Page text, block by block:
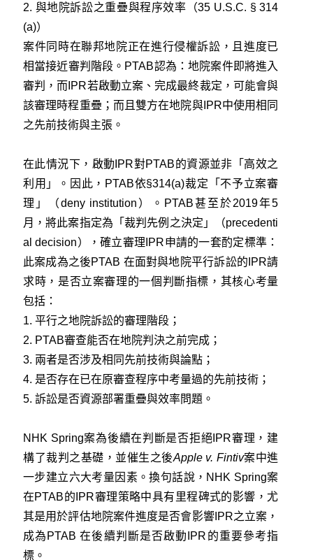
2. 與地院訴訟之重疊與程序效率（35 U.S.C. § 314
(a)）
案件同時在聯邦地院正在進行侵權訴訟，且進度已
相當接近審判階段。PTAB認為：地院案件即將進入
審判，而IPR若啟動立案、完成最終裁定，可能會與
該審理時程重疊；而且雙方在地院與IPR中使用相同
之先前技術與主張。
在此情況下，啟動IPR對PTAB的資源並非「高效之
利用」。因此，PTAB依§314(a)裁定「不予立案審
理」（deny institution）。PTAB甚至於2019年5
月，將此案指定為「裁判先例之決定」（precedenti
al decision），確立審理IPR申請的一套酌定標準：
此案成為之後PTAB 在面對與地院平行訴訟的IPR請
求時，是否立案審理的一個判斷指標，其核心考量
包括：
1. 平行之地院訴訟的審理階段；
2. PTAB審查能否在地院判決之前完成；
3. 兩者是否涉及相同先前技術與論點；
4. 是否存在已在原審查程序中考量過的先前技術；
5. 訴訟是否資源部署重疊與效率問題。
NHK Spring案為後續在判斷是否拒絕IPR審理，建
構了裁判之基礎，並催生之後Apple v. Fintiv案中進
一步建立六大考量因素。換句話說，NHK Spring案
在PTAB的IPR審理策略中具有里程碑式的影響，尤
其是用於評估地院案件進度是否會影響IPR之立案，
成為PTAB 在後續判斷是否啟動IPR的重要參考指
標。